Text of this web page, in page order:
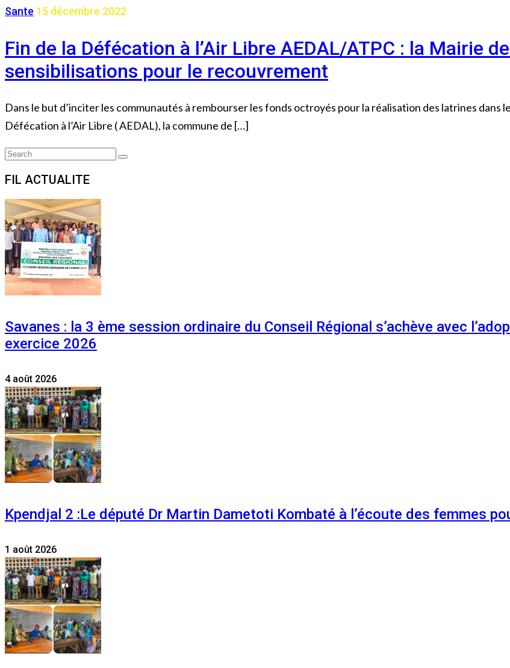
Sante 15 décembre 2022
Fin de la Défécation à l’Air Libre AEDAL/ATPC : la Mairie
sensibilisations pour le recouvrement
Dans le but d’inciter les communautés à rembourser les fonds octroyés pour la réalisation des latrines dans
Défécation à l’Air Libre ( AEDAL), la commune de […]
Search
Search
FIL ACTUALITE
Savanes : la 3 ème session ordinaire du Conseil Régional s’achève avec
exercice 2026
4 août 2026
Kpendjal 2 :Le député Dr Martin Dametoti Kombaté à l’écoute des femmes
1 août 2026